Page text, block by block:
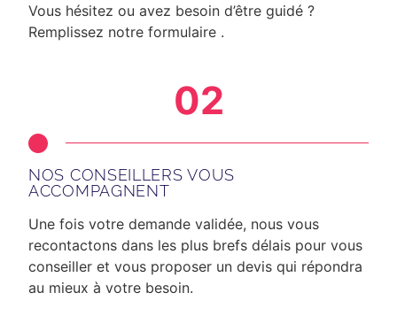
Vous hésitez ou avez besoin d’être guidé ?
Remplissez notre formulaire .
02
NOS CONSEILLERS VOUS
ACCOMPAGNENT
Une fois votre demande validée, nous vous
recontactons dans les plus brefs délais pour vous
conseiller et vous proposer un devis qui répondra
au mieux à votre besoin.